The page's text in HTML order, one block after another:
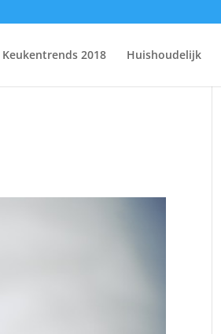
Keukentrends 2018 Huishoudelijk